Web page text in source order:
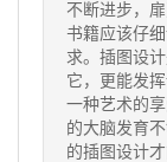
不断进步，
书籍应该仔
求。插图设
它，更能发
一种艺术的
的大脑发育
的插图设计